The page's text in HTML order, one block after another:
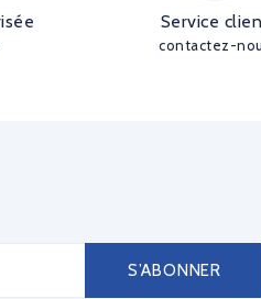
Service
contactez-